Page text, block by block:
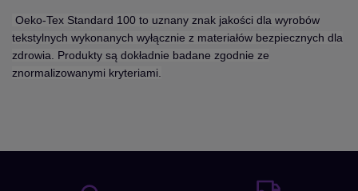
Oeko-Tex Standard 100 to uznany znak jakości dla wyrobów
tekstylnych wykonanych wyłącznie z materiałów bezpiecznych dla
zdrowia. Produkty są dokładnie badane zgodnie ze
znormalizowanymi kryteriami.